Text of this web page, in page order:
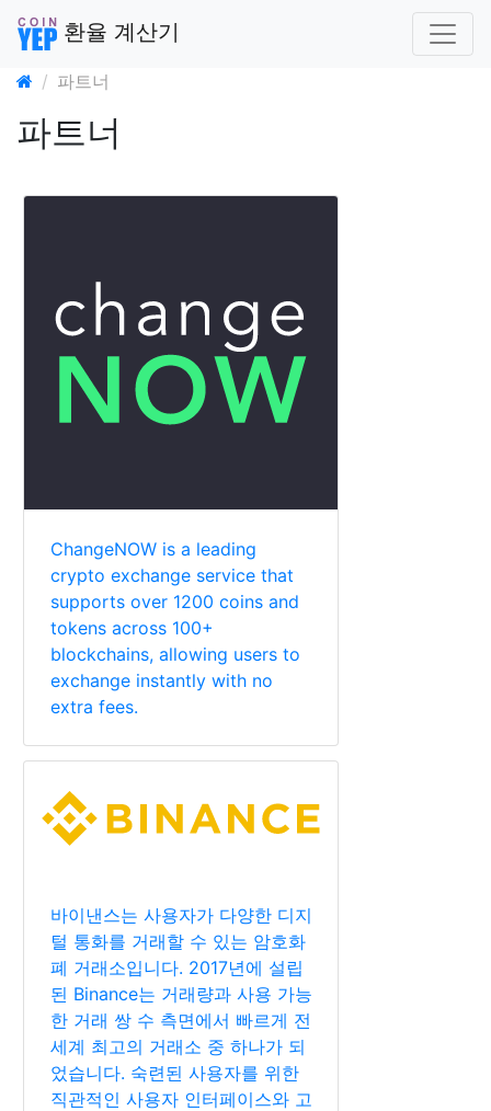
환율 계산기
파트너
파트너
ChangeNOW is a leading
crypto exchange service that
supports over 1200 coins and
tokens across 100+
blockchains, allowing users to
exchange instantly with no
extra fees.
바이낸스는 사용자가 다양한 디지
털 통화를 거래할 수 있는 암호화
폐 거래소입니다. 2017년에 설립
된 Binance는 거래량과 사용 가능
한 거래 쌍 수 측면에서 빠르게 전
세계 최고의 거래소 중 하나가 되
었습니다. 숙련된 사용자를 위한
직관적인 사용자 인터페이스와 고